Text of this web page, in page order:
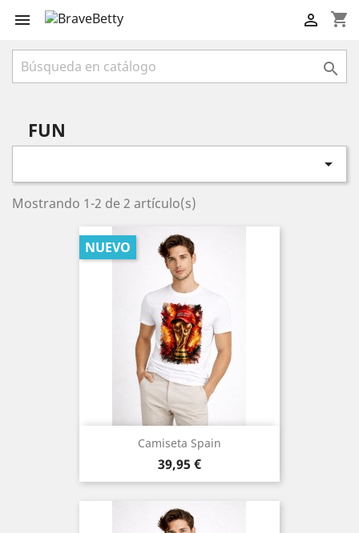
 shopping_cart


FUN

Mostrando 1-2 de 2 artículo(s)
Camiseta Spain
Precio
39,95 €
NUEVO